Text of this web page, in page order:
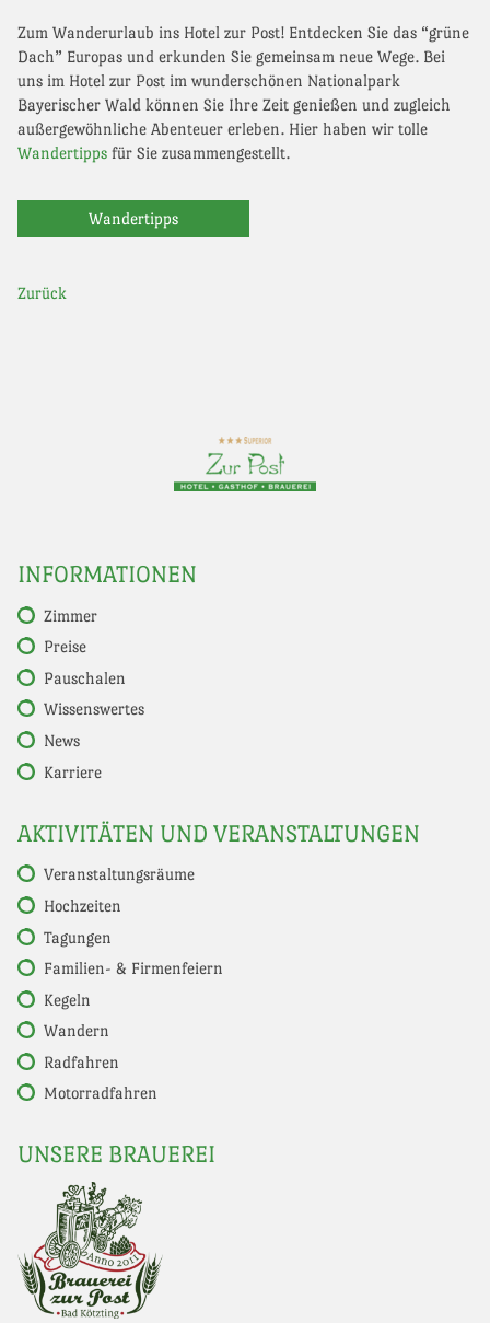
Zum Wanderurlaub ins Hotel zur Post! Entdecken Sie das “grüne
Dach” Europas und erkunden Sie gemeinsam neue Wege. Bei
uns im Hotel zur Post im wunderschönen Nationalpark
Bayerischer Wald können Sie Ihre Zeit genießen und zugleich
außergewöhnliche Abenteuer erleben. Hier haben wir tolle
Wandertipps für Sie zusammengestellt.
Wandertipps
Zurück
INFORMATIONEN
Zimmer
Preise
Pauschalen
Wissenswertes
News
Karriere
AKTIVITÄTEN UND VERANSTALTUNGEN
Veranstaltungsräume
Hochzeiten
Tagungen
Familien- & Firmenfeiern
Kegeln
Wandern
Radfahren
Motorradfahren
UNSERE BRAUEREI